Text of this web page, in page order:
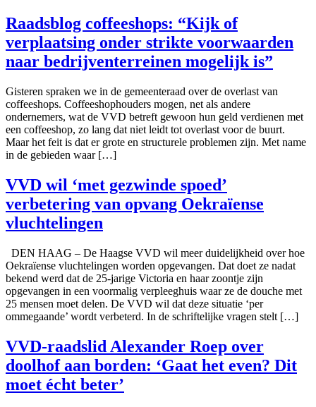
Raadsblog coffeeshops: “Kijk of
verplaatsing onder strikte voorwaarden
naar bedrijventerreinen mogelijk is”
Gisteren spraken we in de gemeenteraad over de overlast van
coffeeshops. Coffeeshophouders mogen, net als andere
ondernemers, wat de VVD betreft gewoon hun geld verdienen met
een coffeeshop, zo lang dat niet leidt tot overlast voor de buurt.
Maar het feit is dat er grote en structurele problemen zijn. Met name
in de gebieden waar […]
VVD wil ‘met gezwinde spoed’
verbetering van opvang Oekraïense
vluchtelingen
DEN HAAG – De Haagse VVD wil meer duidelijkheid over hoe
Oekraïense vluchtelingen worden opgevangen. Dat doet ze nadat
bekend werd dat de 25-jarige Victoria en haar zoontje zijn
opgevangen in een voormalig verpleeghuis waar ze de douche met
25 mensen moet delen. De VVD wil dat deze situatie ‘per
ommegaande’ wordt verbeterd. In de schriftelijke vragen stelt […]
VVD-raadslid Alexander Roep over
doolhof aan borden: ‘Gaat het even? Dit
moet écht beter’